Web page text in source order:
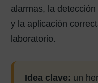
alarmas, la
y la aplicación
laboratorio.
Idea clave: un